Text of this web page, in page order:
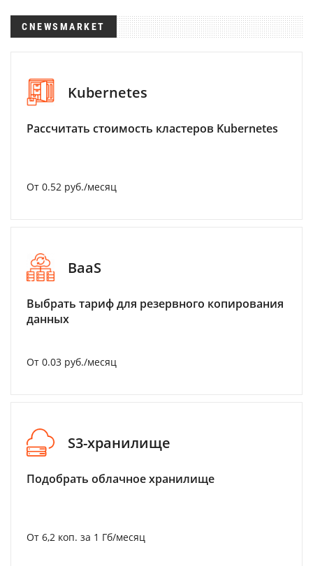
CNEWSMARKET
Kubernetes
Рассчитать стоимость кластеров Kubernetes
От 0.52 руб./месяц
BaaS
Выбрать тариф для резервного копирования
данных
От 0.03 руб./месяц
S3-хранилище
Подобрать облачное хранилище
От 6,2 коп. за 1 Гб/месяц